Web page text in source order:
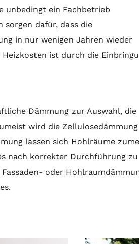
unbedingt ein Fachbetrieb
sorgen dafür, dass die
in nur wenigen Jahren wieder
ist durch die
Dämmung zur Auswahl, die
wird die
lassen sich Hohlräume
nach korrekter Durchführung zu
oder